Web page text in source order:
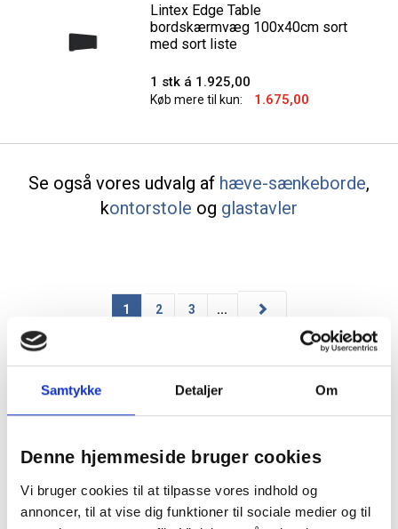
Samtykke Detaljer Om
Denne hjemmeside bruger cookies
Vi bruger cookies til at tilpasse vores indhold og
annoncer, til at vise dig funktioner til sociale medier og til
Lintex Edge Table
bordskærmvæg 100x40cm sort
med sort liste
1 stk á 1.925,00
Køb mere til kun: 1.675,00
Se også vores udvalg af hæve-sænkeborde,
kontorstole og glastavler
1 2 3 ...
Skærmvægge er en smart løsning til at skabe opdeling og
reducere støj på både arbejdspladsen og hjemmekontoret. Her på
siden finder du et bredt udvalg af skærmvægge i forskellige